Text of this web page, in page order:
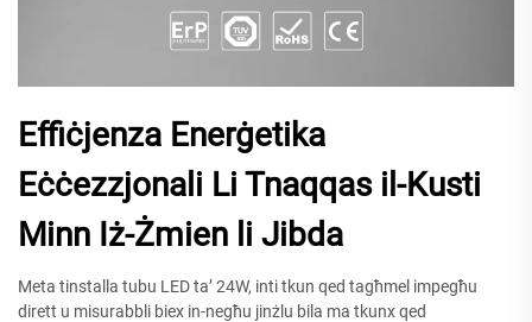
Effiċjenza Enerġetika
Eċċezzjonali Li Tnaqqas il-Kusti
Minn Iż-Żmien li Jibda
Meta tinstalla tubu LED ta’ 24W, inti tkun qed tagħmel impegħu
dirett u misurabbli biex in-negħu jinżlu bila ma tkunx qed